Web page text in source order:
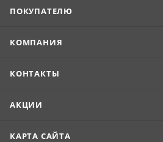
ПОКУПАТЕЛЮ
КОМПАНИЯ
КОНТАКТЫ
АКЦИИ
КАРТА САЙТА